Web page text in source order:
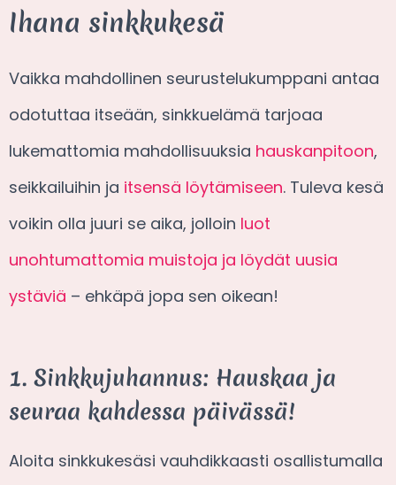
Ihana sinkkukesä
Vaikka mahdollinen seurustelukumppani antaa
odotuttaa itseään, sinkkuelämä tarjoaa
lukemattomia mahdollisuuksia hauskanpitoon,
seikkailuihin ja itsensä löytämiseen. Tuleva kesä
voikin olla juuri se aika, jolloin luot
unohtumattomia muistoja ja löydät uusia
ystäviä – ehkäpä jopa sen oikean!
1. Sinkkujuhannus: Hauskaa ja
seuraa kahdessa päivässä!
Aloita sinkkukesäsi vauhdikkaasti osallistumalla